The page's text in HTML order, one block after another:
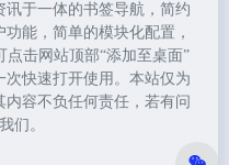
于一体的书签导航，简约
能，简单的模块化配置，
击网站顶部“添加至桌面”
快速打开使用。本站仅为
容不负任何责任，若有问
们。